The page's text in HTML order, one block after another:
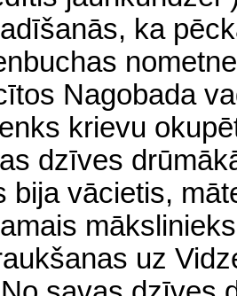
ka
Nagobada
krievu
dzīves
bija vācietis,
uz